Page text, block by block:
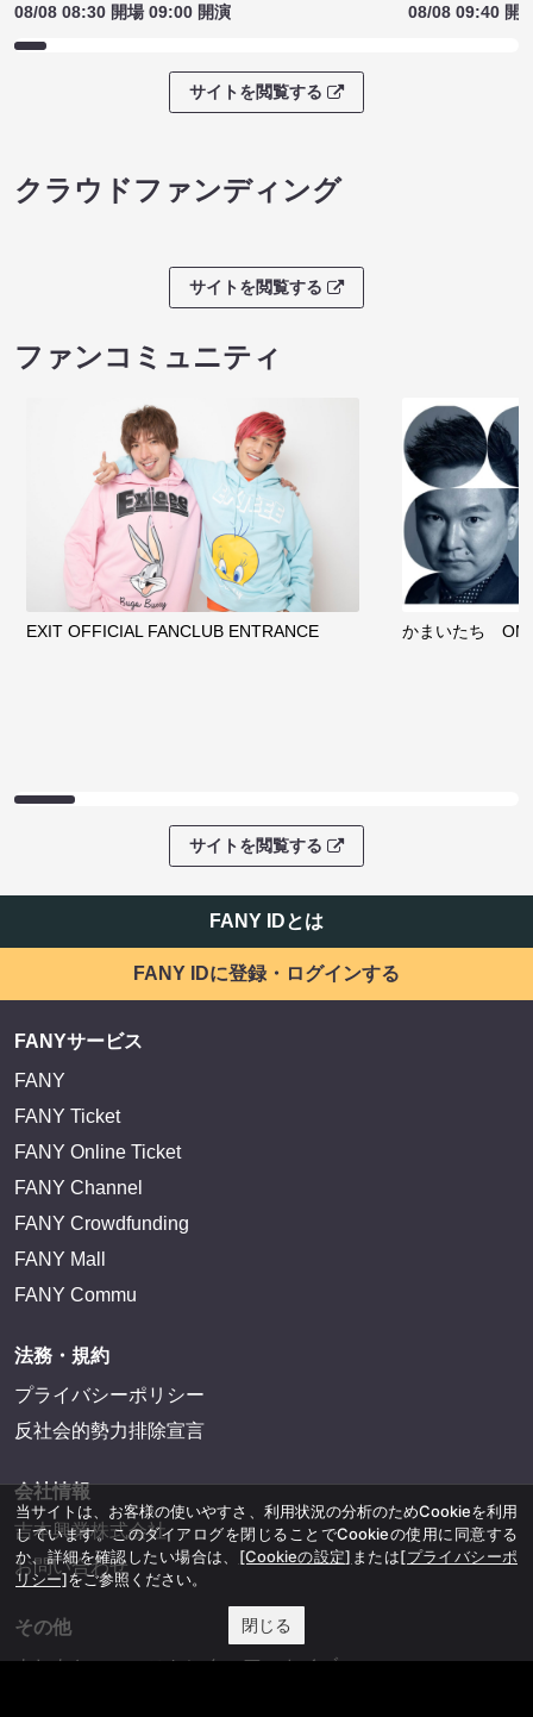
08/08 08:30 開場 09:00 開演
08/08 09:40 開
サイトを閲覧する
クラウドファンディング
サイトを閲覧する
ファンコミュニティ
EXIT OFFICIAL FANCLUB ENTRANCE かまいたち
サイトを閲覧する
FANY IDとは
FANY IDに登録・ログインする
FANYサービス
FANY
FANY Ticket
FANY Online Ticket
FANY Channel
FANY Crowdfunding
FANY Mall
FANY Commu
法務・規約
プライバシーポリシー
反社会的勢力排除宣言
会社情報
吉本興業株式会社
お問い合わせ
その他
よしもとニュースセンターアーカイブ
当サイトは、お客様の使いやすさ、利用状況の分析のためCookieを利用
しています。このダイアログを閉じることでCookieの使用に同意する
か、詳細を確認したい場合は、 [Cookieの設定] または[プライバシーポ
リシー]をご参照ください。
閉じる